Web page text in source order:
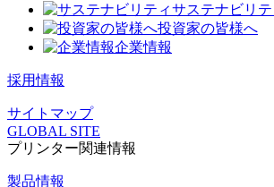
サステナビリテ
投資家の皆様へ
企業情報
採用情報
サイトマップ
GLOBAL SITE
プリンター関連情報
製品情報